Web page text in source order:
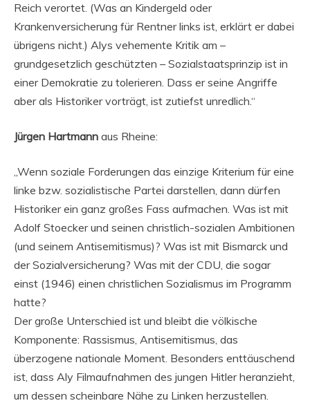
Reich verortet. (Was an Kindergeld oder
Krankenversicherung für Rentner links ist, erklärt er dabei
übrigens nicht.) Alys vehemente Kritik am –
grundgesetzlich geschützten – Sozialstaatsprinzip ist in
einer Demokratie zu tolerieren. Dass er seine Angriffe
aber als Historiker vorträgt, ist zutiefst unredlich.“
Jürgen Hartmann aus Rheine:
„Wenn soziale Forderungen das einzige Kriterium für eine
linke bzw. sozialistische Partei darstellen, dann dürfen
Historiker ein ganz großes Fass aufmachen. Was ist mit
Adolf Stoecker und seinen christlich-sozialen Ambitionen
(und seinem Antisemitismus)? Was ist mit Bismarck und
der Sozialversicherung? Was mit der CDU, die sogar
einst (1946) einen christlichen Sozialismus im Programm
hatte?
Der große Unterschied ist und bleibt die völkische
Komponente: Rassismus, Antisemitismus, das
überzogene nationale Moment. Besonders enttäuschend
ist, dass Aly Filmaufnahmen des jungen Hitler heranzieht,
um dessen scheinbare Nähe zu Linken herzustellen.